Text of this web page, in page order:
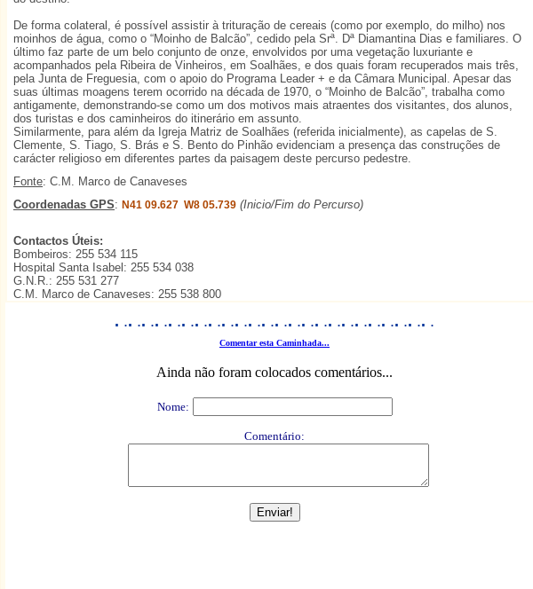
De forma colateral, é possível assistir à trituração de cereais (como por exemplo, do milho) nos
moinhos de água, como o “Moinho de Balcão”, cedido pela Srª. Dª Diamantina Dias e familiares. O
último faz parte de um belo conjunto de onze, envolvidos por uma vegetação luxuriante e
acompanhados pela Ribeira de Vinheiros, em Soalhães, e dos quais foram recuperados mais três,
pela Junta de Freguesia, com o apoio do Programa Leader + e da Câmara Municipal. Apesar das
suas últimas moagens terem ocorrido na década de 1970, o “Moinho de Balcão”, trabalha como
antigamente, demonstrando-se como um dos motivos mais atraentes dos visitantes, dos alunos,
dos turistas e dos caminheiros do itinerário em assunto.
Similarmente, para além da Igreja Matriz de Soalhães (referida inicialmente), as capelas de S.
Clemente, S. Tiago, S. Brás e S. Bento do Pinhão evidenciam a presença das construções de
carácter religioso em diferentes partes da paisagem deste percurso pedestre.
Fonte: C.M. Marco de Canaveses
Coordenadas GPS: N41 09.627 W8 05.739 (Inicio/Fim do Percurso)
Contactos Úteis:
Bombeiros: 255 534 115
Hospital Santa Isabel: 255 534 038
G.N.R.: 255 531 277
C.M. Marco de Canaveses: 255 538 800
. .. .. .. .. .. .. .. .. .. .. .. .. .. .. .. .. .. .. .. .. .. .. .. .